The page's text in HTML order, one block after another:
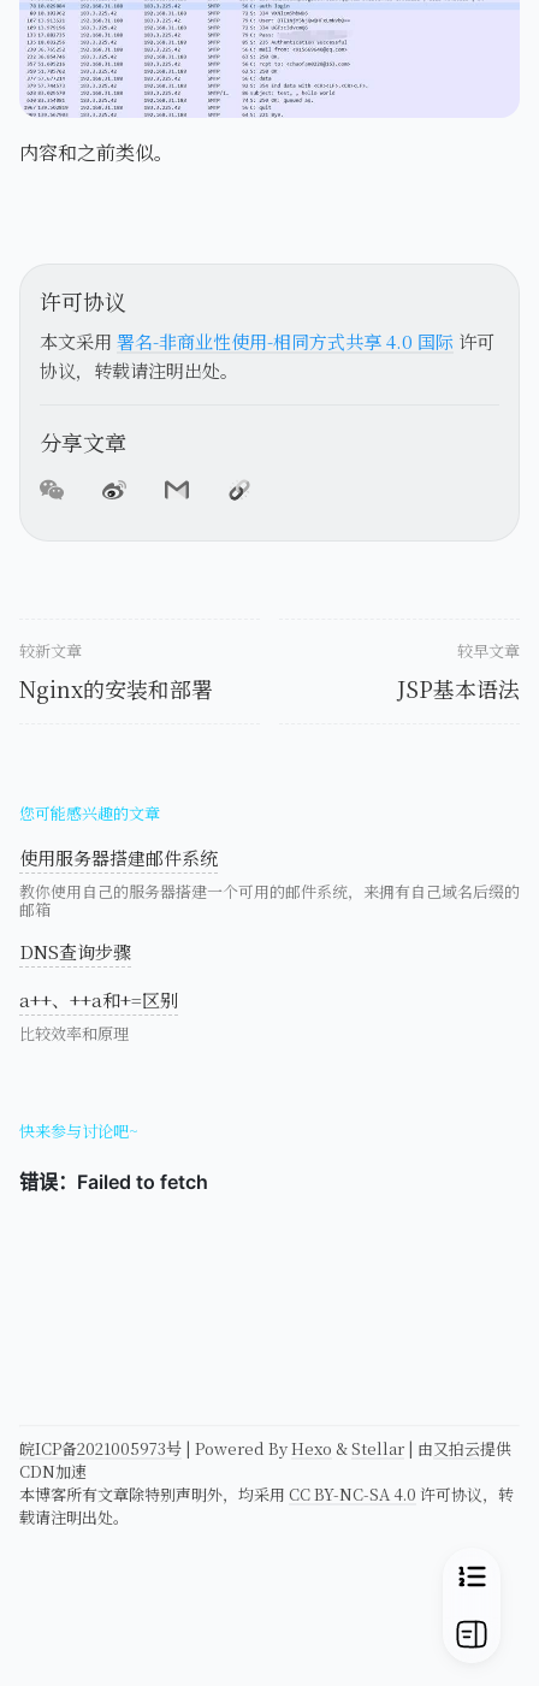
内容和之前类似。
许可协议
本文采用 署名-非商业性使用-相同方式共享 4.0 国际 许可
协议，转载请注明出处。
分享文章
较新文章
Nginx的安装和部署
较早文章
JSP基本语法
您可能感兴趣的文章
使用服务器搭建邮件系统
教你使用自己的服务器搭建一个可用的邮件系统，来拥有自己域名后缀的
邮箱
DNS查询步骤
a++、++a和+=区别
比较效率和原理
快来参与讨论吧~
皖ICP备2021005973号 | Powered ByHexo &Stellar | 由又拍云提供
CDN加速
本博客所有文章除特别声明外，均采用 CC BY-NC-SA 4.0 许可协议，转
载请注明出处。